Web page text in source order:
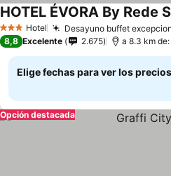
3 Estrellas
Hotel Desayuno buffet
HOTEL ÉVORA By Rede
8,8 Excelente 2.675 a 8.3 km
Elige fechas para ver los
Opción destacada